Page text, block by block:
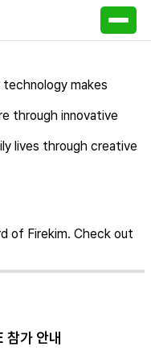
technology makes
through innovative
lives through creative
of Firekim. Check out
가 안내